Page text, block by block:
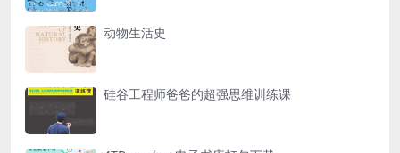
动物生活史
硅谷工程师爸爸的超强思维训练课